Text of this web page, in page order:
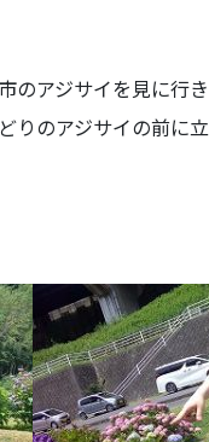
のアジサイを見に行き
りのアジサイの前に